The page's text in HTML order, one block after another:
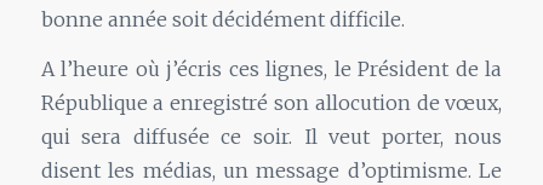
bonne année soit décidément difficile.
A l’heure où j’écris ces lignes, le Président de la
République a enregistré son allocution de vœux,
qui sera diffusée ce soir. Il veut porter, nous
disent les médias, un message d’optimisme. Le